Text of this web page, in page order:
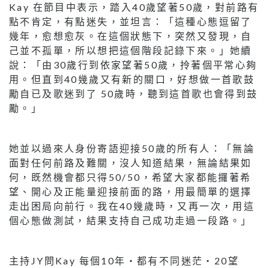
Kay 在節目中表示，踏入40歲望著50歲，對前路有
點不肯定，有點迷失，並坦言：「這種心態逗留了
幾年，愈想愈灰。在這個狀態下，突然又發現，自
己並不孤單，所以想把這個階段記錄下來。」她續
說：「由30歲行到依家望著50歲，拎著個平常心夠
用。但直到40幾歲又有新的關口，好想做一首歌鼓
勵自已及歌迷到了 50歲時，聽到這首歌也會得到鼓
勵。」
她並以過來人身份寄語迎接50歲的所有人：「無論
面對任何前路及難關，沒人知道結果，無論結果如
何，既然機會都只得50/50，希望大家都能攞著希
望、開心及正能量迎接前面的路，用最簡單的選擇
走出困局向前行。我在40幾歲時，又再一次，用這
個心態做測試，結果支持自己成功走過一段路。」
主持JY問Kay 每個10年・都有不同迷茫・20望